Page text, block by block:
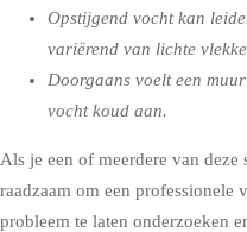
Opstijgend vocht kan
variërend van lichte
Doorgaans voelt een
vocht koud aan.
Als je een of meerdere van
raadzaam om een professionele
probleem te laten onderzoeken